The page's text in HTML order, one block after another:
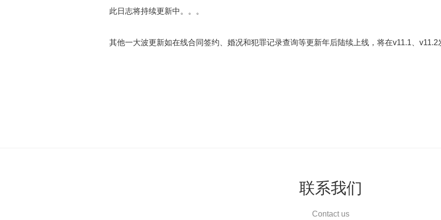
此日志将持续更新中。。。
其他一大波更新如在线合同签约、婚况和犯罪记录查询等更新年后陆续上线，将在v11.1、v11.2
联系我们
Contact us